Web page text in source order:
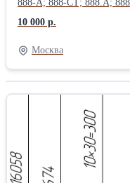
888-А; 888-СТ; 888.А; 888.СТ; Условное
Привод - от ротора двигателя Направление
смотреть со стороны хвостовика) -
оборотов, об/мин - 5100 Рабочая жидкость - топливо,
применяемое на двигателе Топливный насос 888 - предназначен
для двигателя АИ-20 (ПАЭС-2500),
сельскохозяйственных,
перекачки неагрессивных
10 000 р.
Москва